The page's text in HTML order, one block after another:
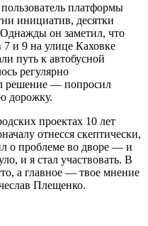
платформы
инициатив, десятки
он заметил, что
и 9 на улице Каховке
путь к автобусной
регулярно
решение — попросил
дорожку.
проектах 10 лет
отнесся скептически,
о проблеме во дворе — и
и я стал участвовать. В
а главное — твое мнение
Плещенко.